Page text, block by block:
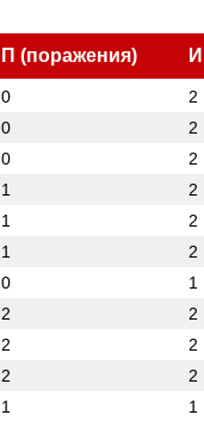
П (поражения)
0 2
0 2
0 2
1 2
1 2
1 2
0 1
2 2
2 2
2 2
1 1